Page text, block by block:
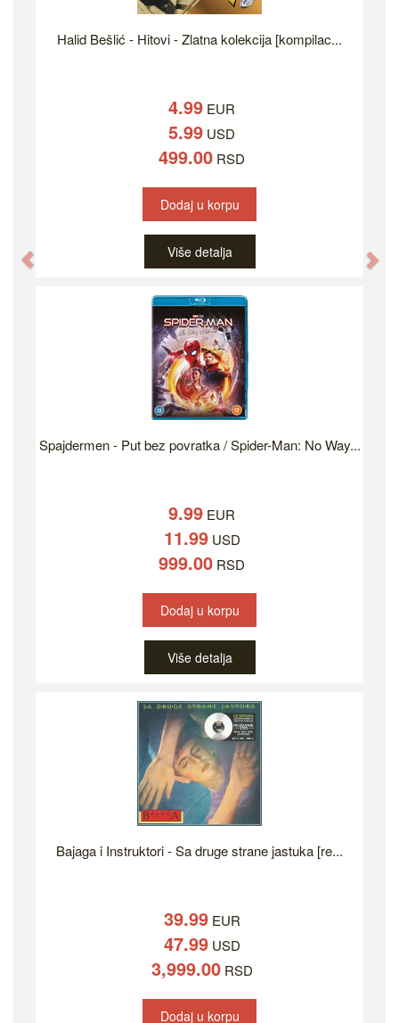
Halid Bešlić - Hitovi - Zlatna kolekcija [kompilac...
4.99 EUR
5.99 USD
499.00 RSD
Dodaj u korpu
Više detalja
Spajdermen - Put bez povratka / Spider-Man: No Way...
9.99 EUR
11.99USD
999.00 RSD
Dodaj u korpu
Više detalja
Bajaga i Instruktori - Sa druge strane jastuka [re...
39.99EUR
47.99USD
3,999.00RSD
Dodaj u korpu